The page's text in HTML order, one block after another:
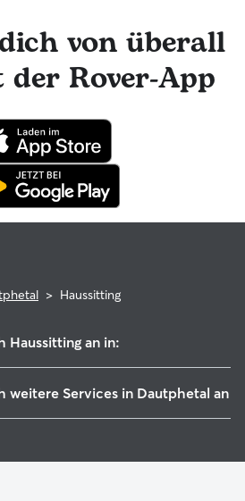
ist für dich da und dein Haussitter
tierärztliche Beratung in
Im seltenen Fall eines Problems
kannst du beruhigt sein, denn dein
erstattet.
von überall
Rover-App
> Haussitting
Haussitting an in:
weitere Services in Dautphetal an